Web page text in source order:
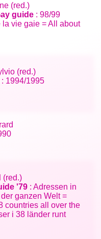
(red.)
guide : 98/99
la vie gaie = All about
(red.)
: 1994/1995
(red.)
'79 : Adressen in
ganzen Welt =
countries all over the
i 38 länder runt